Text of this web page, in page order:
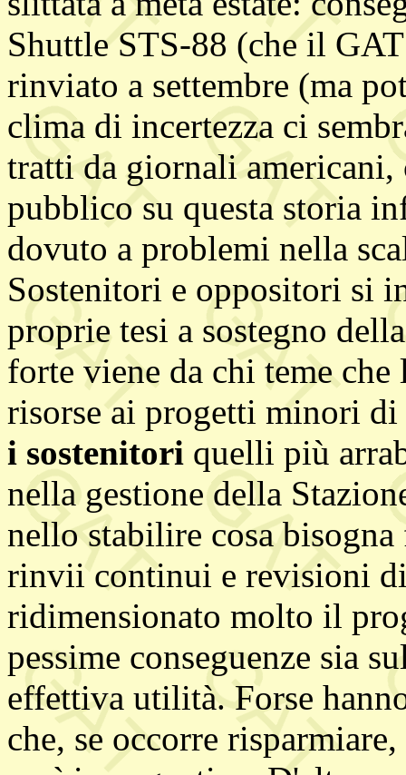
Shuttle STS-88 (che il
rinviato a settembre (ma
clima di incertezza ci
tratti da giornali
pubblico su questa storia
dovuto a problemi nella
Sostenitori e oppositori si
proprie tesi a sostegno
forte viene da chi teme
risorse ai progetti minori di
i sostenitori quelli più
nella gestione della
nello stabilire cosa
rinvii continui e revisioni
ridimensionato molto il
pessime conseguenze sia
effettiva utilità. Forse
che, se occorre